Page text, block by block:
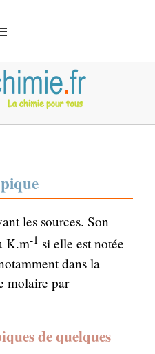
les sources. Son
K.m-1 si elle est notée
dans la
molaire par
de quelques